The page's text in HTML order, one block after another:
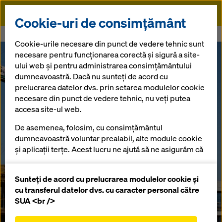
Doka
Cookie-uri de consimțământ
Cookie-urile necesare din punct de vedere tehnic sunt
necesare pentru funcționarea corectă și sigură a site-
ului web și pentru administrarea consimțământului
dumneavoastră. Dacă nu sunteți de acord cu
prelucrarea datelor dvs. prin setarea modulelor cookie
necesare din punct de vedere tehnic, nu veți putea
accesa site-ul web.
De asemenea, folosim, cu consimțământul
dumneavoastră voluntar prealabil, alte module cookie
și aplicații terțe. Acest lucru ne ajută să ne asigurăm că
îmbunătățirea continuă a funcționalității site-ului
nostru web (cookie-uri funcționale și statistice),
facilitarea unui proces de cumpărare fără
Sunteți de acord cu prelucrarea modulelor cookie și
cu transferul datelor dvs. cu caracter personal către
SUA <br />